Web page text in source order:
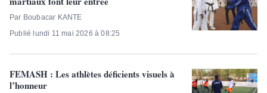
Par Boubacar KANTE
Publié lundi 11 mai 2026 à 08:25
FEMASH : Les athlètes déficients visuels à
l’honneur